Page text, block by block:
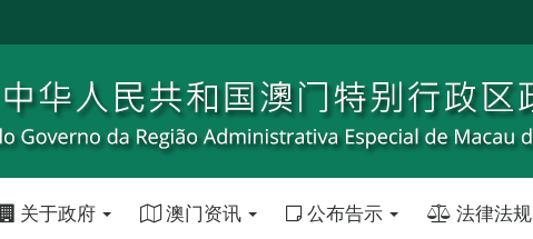
关于政府 澳门资讯 公布告示 法律法规